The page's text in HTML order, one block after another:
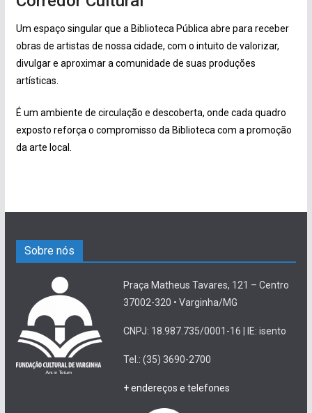
Um espaço singular que a Biblioteca Pública abre para receber
obras de artistas de nossa cidade, com o intuito de valorizar,
divulgar e aproximar a comunidade de suas produções
artísticas.
É um ambiente de circulação e descoberta, onde cada quadro
exposto reforça o compromisso da Biblioteca com a promoção
da arte local.
Sobre nós
Praça Matheus Tavares, 121 – Centro
37002-320 • Varginha/MG
CNPJ: 18.987.735/0001-16 | IE: isento
Tel.: (35) 3690-2700
+ endereços e telefones